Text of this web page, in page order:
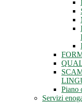
Piano
Servizi